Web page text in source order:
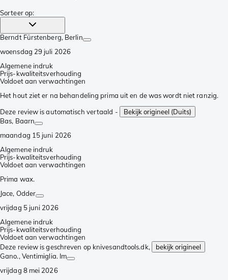
Sorteer op:
Berndt Fürstenberg, Berlin
woensdag 29 juli 2026
Algemene indruk
Prijs-kwaliteitsverhouding
Voldoet aan verwachtingen
Het hout ziet er na behandeling prima uit en de was wordt niet ranzig.
Deze review is automatisch vertaald -
Bekijk origineel (Duits)
Bas, Baarn
maandag 15 juni 2026
Algemene indruk
Prijs-kwaliteitsverhouding
Voldoet aan verwachtingen
Prima wax.
Jace, Odder
vrijdag 5 juni 2026
Algemene indruk
Prijs-kwaliteitsverhouding
Voldoet aan verwachtingen
Deze review is geschreven op knivesandtools.dk,
bekijk origineel
Gano., Ventimiglia. Im
vrijdag 8 mei 2026